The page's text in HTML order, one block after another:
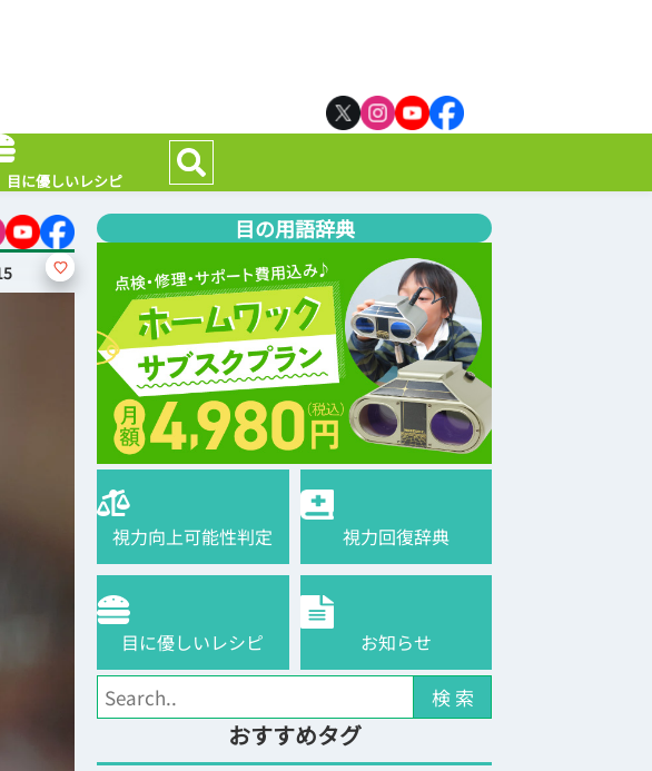
目に優しいレシピ
目の用語辞典
視力向上可能性判定 視力回復辞典
目に優しいレシピ お知らせ
検 索
おすすめタグ